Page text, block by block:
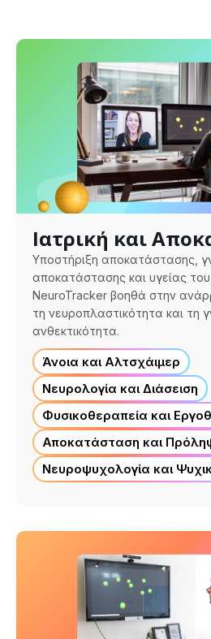
Ιατρική και
Υποστήριξη αποκατάστασης,
αποκατάστασης και υγείας
NeuroTracker βοηθά στην
τη νευροπλαστικότητα και τη
ανθεκτικότητα.
Άνοια και Αλτσχάιμερ
Νευρολογία και Διάσειση
Φυσικοθεραπεία και
Αποκατάσταση και
Νευροψυχολογία και